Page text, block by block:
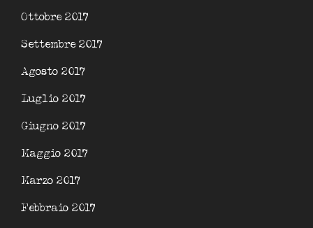
Ottobre 2017
Settembre 2017
Agosto 2017
Luglio 2017
Giugno 2017
Maggio 2017
Marzo 2017
Febbraio 2017